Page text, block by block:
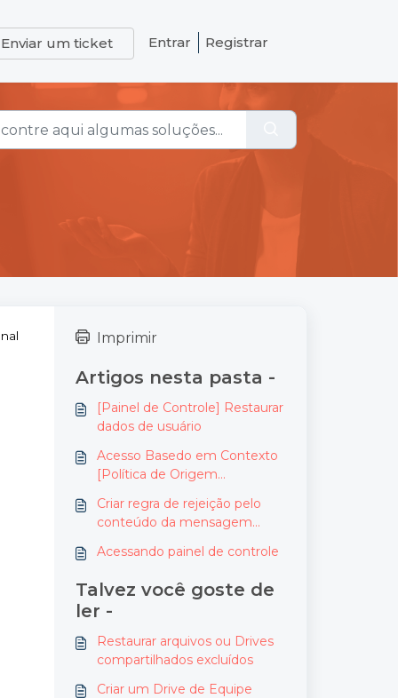
Enviar um ticket Entrar Registrar
Imprimir
Artigos nesta pasta -
[Painel de Controle] Restaurar
dados de usuário
Acesso Basedo em Contexto
[Política de Origem
Criar regra de rejeição pelo
conteúdo da mensagem
Acessando painel de controle
Talvez você goste de
ler -
Restaurar arquivos ou Drives
compartilhados excluídos
Criar um Drive de Equipe